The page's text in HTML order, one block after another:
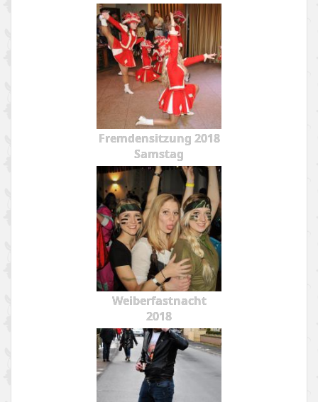
Fremdensitzung 2018
Samstag
Weiberfastnacht
2018